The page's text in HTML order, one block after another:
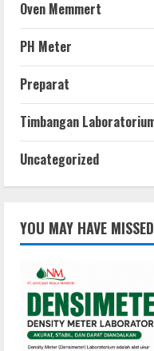
Oven Memmert
PH Meter
Preparat
Timbangan
Uncategorized
YOU MAY HAVE MISSED